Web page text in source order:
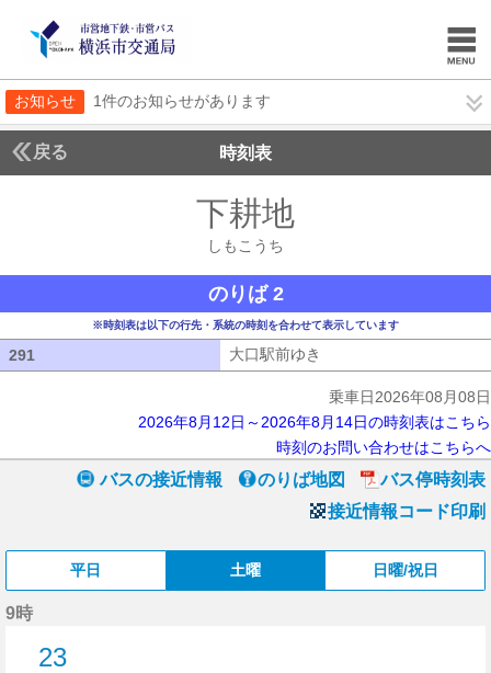
お知らせ 1件のお知らせがあります
戻る 時刻表
下耕地
しもこうち
のりば 2
※時刻表は以下の行先・系統の時刻を合わせて表示しています
291 大口駅前ゆき
乗車日2026年08月08日
2026年8月12日～2026年8月14日の時刻表はこちら
時刻のお問い合わせはこちらへ
バスの接近情報 のりば地図
バス停時刻表
接近情報コード印刷
平日 土曜 日曜/祝日
9時
23